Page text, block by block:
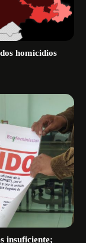
homicidios
insuficiente;